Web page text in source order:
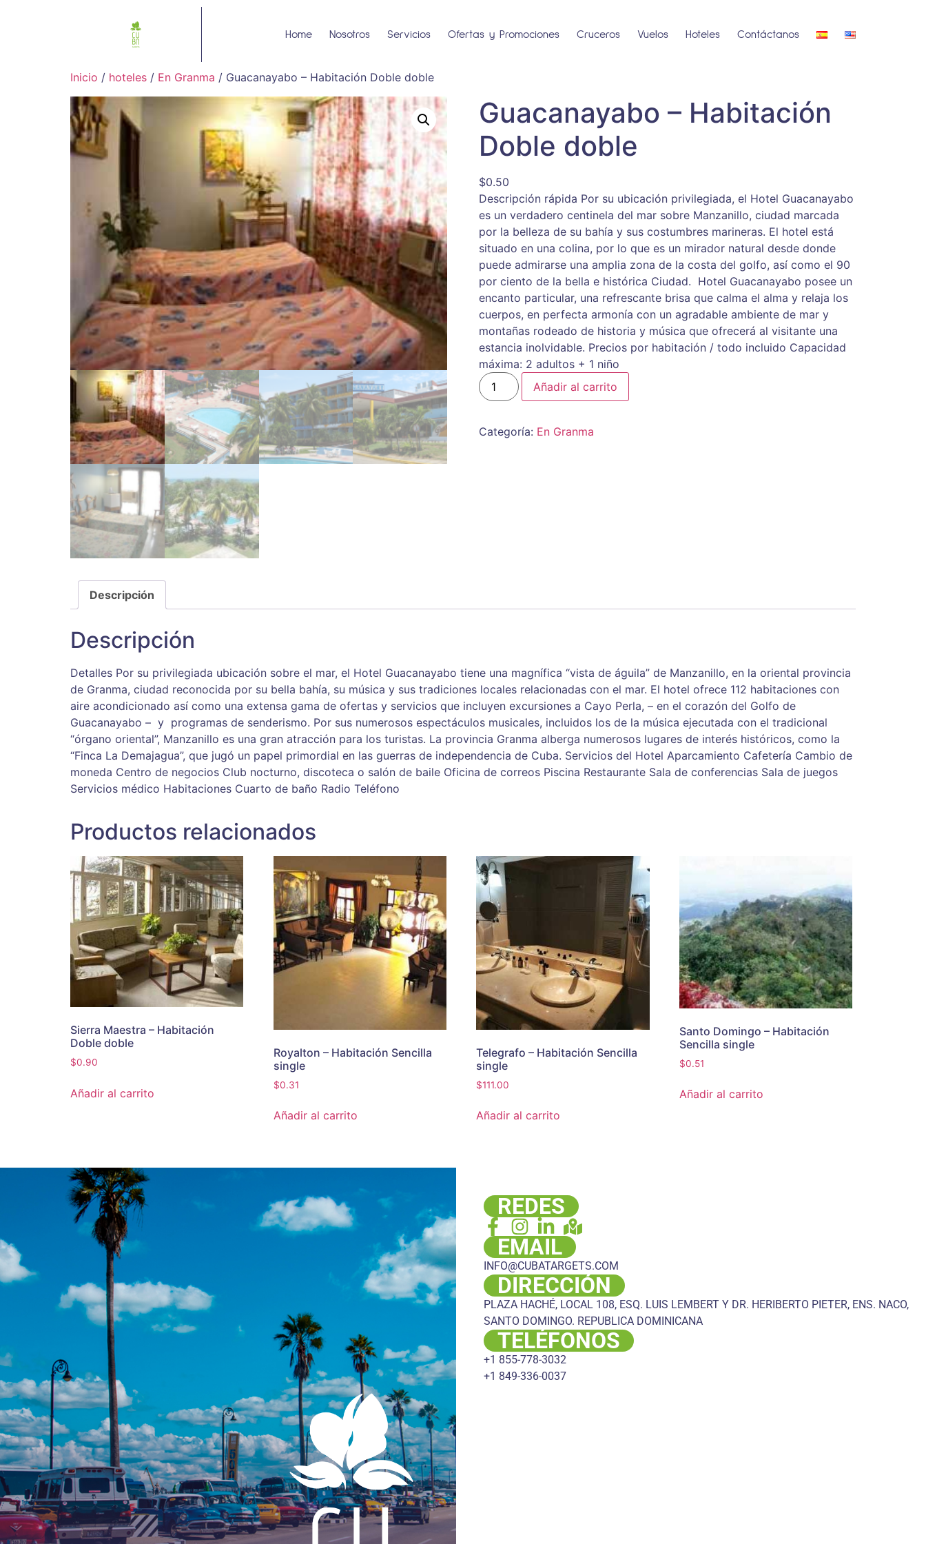
Home Nosotros Servicios Ofertas y Promociones Cruceros Vuelos Hoteles Contáctanos
Inicio / hoteles / En Granma / Guacanayabo – Habitación Doble doble
Guacanayabo – Habitación
Doble doble
$0.50
Descripción rápida Por su ubicación privilegiada, el Hotel Guacanayabo
es un verdadero centinela del mar sobre Manzanillo, ciudad marcada
por la belleza de su bahía y sus costumbres marineras. El hotel está
situado en una colina, por lo que es un mirador natural desde donde
puede admirarse una amplia zona de la costa del golfo, así como el 90
por ciento de la bella e histórica Ciudad. Hotel Guacanayabo posee un
encanto particular, una refrescante brisa que calma el alma y relaja los
cuerpos, en perfecta armonía con un agradable ambiente de mar y
montañas rodeado de historia y música que ofrecerá al visitante una
estancia inolvidable. Precios por habitación / todo incluido Capacidad
máxima: 2 adultos + 1 niño
Añadir al carrito
Categoría: En Granma
Descripción
Descripción
Detalles Por su privilegiada ubicación sobre el mar, el Hotel Guacanayabo tiene una magnífica “vista de águila” de Manzanillo, en la oriental provincia
de Granma, ciudad reconocida por su bella bahía, su música y sus tradiciones locales relacionadas con el mar. El hotel ofrece 112 habitaciones con
aire acondicionado así como una extensa gama de ofertas y servicios que incluyen excursiones a Cayo Perla, – en el corazón del Golfo de
Guacanayabo – y programas de senderismo. Por sus numerosos espectáculos musicales, incluidos los de la música ejecutada con el tradicional
“órgano oriental”, Manzanillo es una gran atracción para los turistas. La provincia Granma alberga numerosos lugares de interés históricos, como la
“Finca La Demajagua”, que jugó un papel primordial en las guerras de independencia de Cuba. Servicios del Hotel Aparcamiento Cafetería Cambio de
moneda Centro de negocios Club nocturno, discoteca o salón de baile Oficina de correos Piscina Restaurante Sala de conferencias Sala de juegos
Servicios médico Habitaciones Cuarto de baño Radio Teléfono
Productos relacionados
Sierra Maestra – Habitación
Doble doble
$0.90
Añadir al carrito
Royalton – Habitación Sencilla
single
$0.31
Añadir al carrito
Telegrafo – Habitación Sencilla
single
$111.00
Añadir al carrito
Santo Domingo – Habitación
Sencilla single
$0.51
Añadir al carrito
REDES
EMAIL
INFO@CUBATARGETS.COM
DIRECCIÓN
PLAZA HACHÉ, LOCAL 108, ESQ. LUIS LEMBERT Y DR. HERIBERTO PIETER, ENS. NACO,
SANTO DOMINGO. REPUBLICA DOMINICANA
TELÉFONOS
+1 855-778-3032
+1 849-336-0037